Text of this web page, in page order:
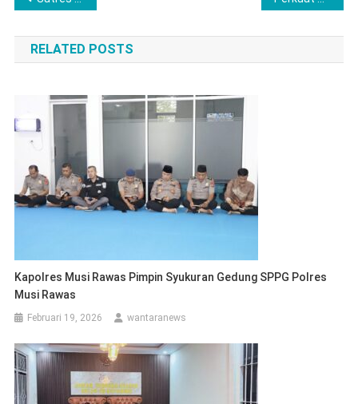
pos
RELATED POSTS
Kapolres Musi Rawas Pimpin Syukuran Gedung SPPG Polres
Musi Rawas
Februari 19, 2026 wantaranews